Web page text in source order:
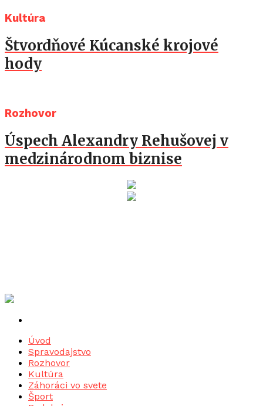
Kultúra
Štvordňové Kúcanské krojové
hody
Rozhovor
Úspech Alexandry Rehušovej v
medzinárodnom biznise
Úvod
Spravodajstvo
Rozhovor
Kultúra
Záhoráci vo svete
Šport